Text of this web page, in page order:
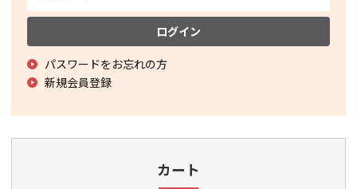
ログイン
パスワードをお忘れの方
新規会員登録
カート